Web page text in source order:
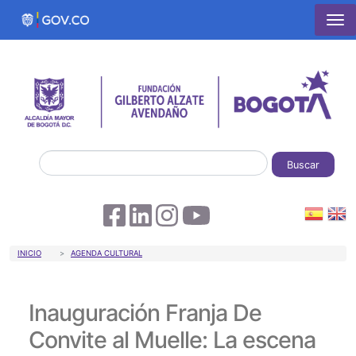
Pasar al contenido principal
Buscar
Sobrescribir enlaces de ayuda a la
INICIO AGENDA CULTURAL
Inauguración Franja De
Convite al Muelle: La escena